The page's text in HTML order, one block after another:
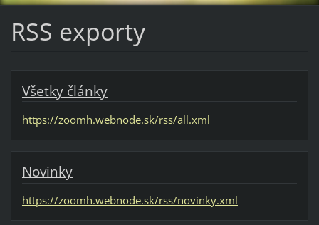
RSS exporty
Všetky články
https://zoomh.webnode.sk/rss/all.xml
Novinky
https://zoomh.webnode.sk/rss/novinky.xml